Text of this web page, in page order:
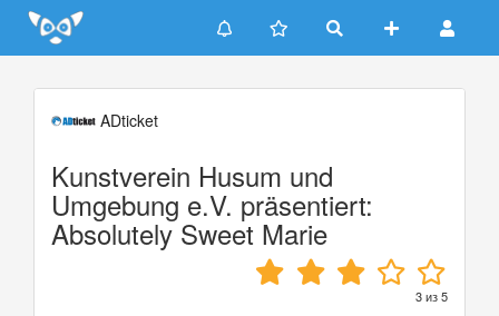
Update cookies preferences
ADticket
Kunstverein Husum und
Umgebung e.V. präsentiert:
Absolutely Sweet Marie
3из5